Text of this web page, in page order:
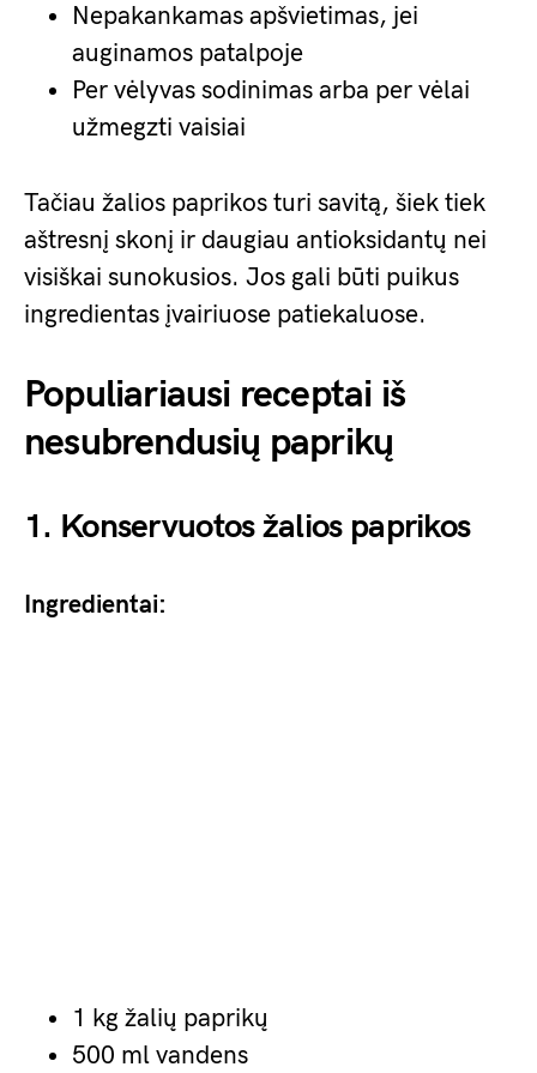
Nepakankamas apšvietimas, jei
auginamos patalpoje
Per vėlyvas sodinimas arba per vėlai
užmegzti vaisiai
Tačiau žalios paprikos turi savitą, šiek tiek
aštresnį skonį ir daugiau antioksidantų nei
visiškai sunokusios. Jos gali būti puikus
ingredientas įvairiuose patiekaluose.
Populiariausi receptai iš
nesubrendusių paprikų
1. Konservuotos žalios paprikos
Ingredientai:
1 kg žalių paprikų
500 ml vandens